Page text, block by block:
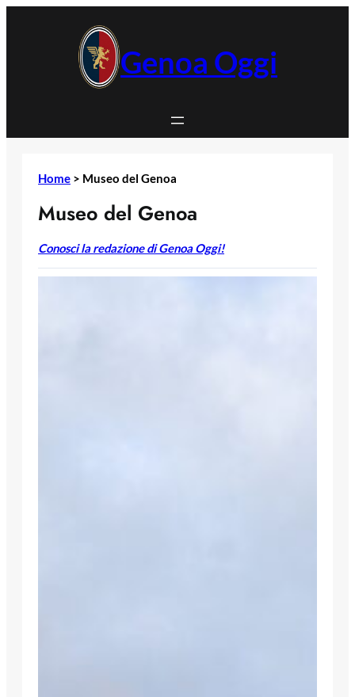
Genoa Oggi
Home > Museo del Genoa
Museo del Genoa
Conosci la redazione di Genoa Oggi!